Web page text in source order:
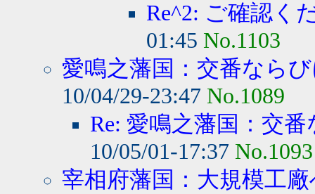
Re^2: ご確認く
01:45 No.1103
愛鳴之藩国：交番なら
10/04/29-23:47 No.1089
Re: 愛鳴之藩国：交
10/05/01-17:37 No.1093
宰相府藩国：大規模工